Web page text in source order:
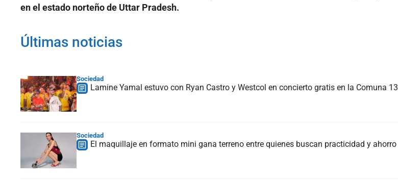
en el estado norteño de Uttar Pradesh.
Últimas noticias
Sociedad
Lamine Yamal estuvo con Ryan Castro y Westcol en concierto gratis en la Comuna 13
Sociedad
El maquillaje en formato mini gana terreno entre quienes buscan practicidad y ahorro